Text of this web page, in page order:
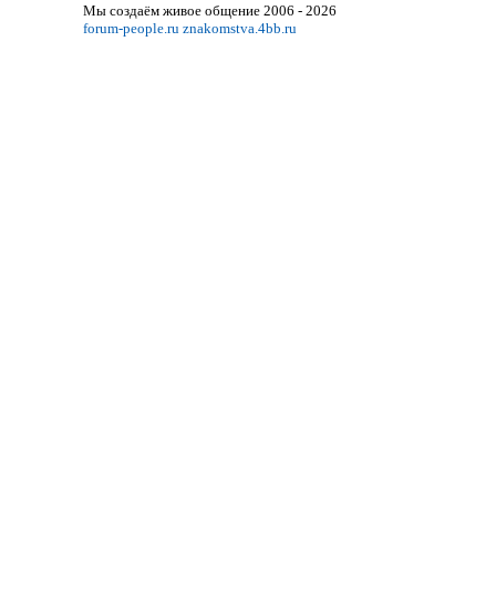
Мы создаём живое общение 2006 - 2026
forum-people.ru znakomstva.4bb.ru